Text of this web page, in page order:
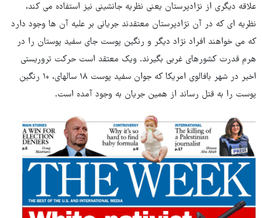
علاقه دیگری از نژادپرستان یعنی نظریه جانشینی نیز استفاده می کند،
نظریه ای که در آن نژادپرستان معتقدند جریانی بر علیه آن ها وجود دارد
که می خواهند افراد نژاد دیگر و رنگین پوست جای سفید پوستان را در
هرم قدرت کشورهای غربی بگیرند. ویک معتقد است حرکت تروریستی
اخیر در شهر بافالوی امریکا که جوان سفید پوست ۱۸ سالهای، ۱۰ رنگین
پوست را به قتل رساند از همین جریان به وجود آمده است.